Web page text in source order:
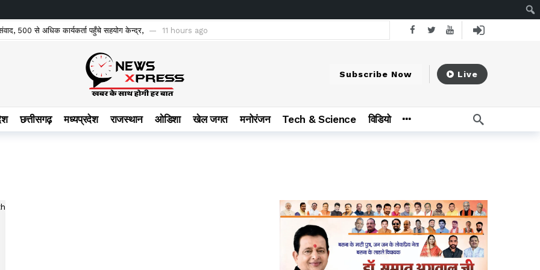
500 से अधिक कार्यकर्ता पहुँचे सहयोग केन्द्र, 11 hours ago
में पेयजल व्यवस्था सुदृढ़, शिक्षा के साथ स्वास्थ्य सुरक्षा का भी सशक्त अभियान
आर्थिक प्रकोष्ठ जिला संयोजक सुमित अग्रवाल,बोले-विधायक डॉ. संपत अग्रवाल कर रहे 36 वर्षों से निस्वार्थ भाव से सेवा
शिकायत व झूठे आरोप के खिलाफ थाने में की गई लिखित शिकायत 12 hours ago
समारोह’ का पोस्टर रायपुर प्रेस क्लब में विमोचित 12 hours ago
चुकी है यह सरकार – कांग्रेस
ने बीरपुर में की कांवड़ यात्रा और जलाभिषेक
हेराफेरी का खुलासा, पूर्व कर्मचारी गिरफ्तार,
Subscribe Now Live
छत्तीसगढ़ मध्यप्रदेश राजस्थान ओडिशा खेल जगत मनोरंजन Tech & Science विडियो